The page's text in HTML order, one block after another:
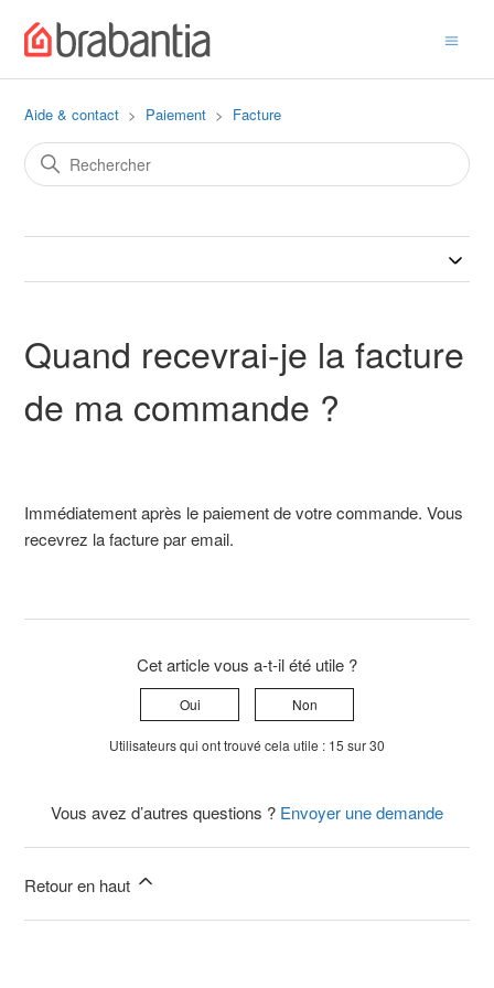
Aide & contact Paiement Facture
Quand recevrai-je la facture
de ma commande ?
Immédiatement après le paiement de votre commande. Vous
recevrez la facture par email.
Cet article vous a-t-il été utile ?
Oui Non
Utilisateurs qui ont trouvé cela utile : 15 sur 30
Vous avez d’autres questions ? Envoyer une demande
Retour en haut